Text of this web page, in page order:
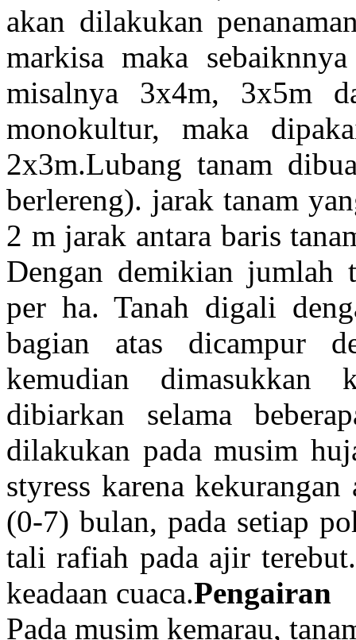
akan dilakukan
markisa maka
misalnya 3x4m, 3x5m
monokultur, maka
2x3m.Lubang tanam
berlereng). jarak tanam
2 m jarak antara baris
Dengan demikian jumlah
per ha. Tanah digali
bagian atas dicampur
kemudian dimasukkan
dibiarkan selama
dilakukan pada musim
styress karena
(0-7) bulan, pada setiap
tali rafiah pada ajir
keadaan cuaca.Pengairan
Pada musim kemarau,